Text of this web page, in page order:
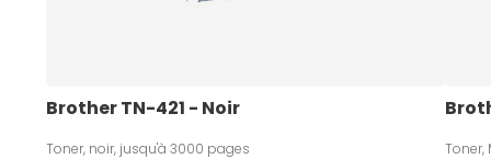
Brother TN-421 - Noir
Toner, noir, jusqu'à 3000 pages Toner,